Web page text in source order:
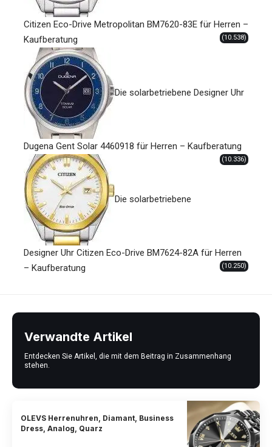
Citizen Eco-Drive Metropolitan BM7620-83E für Herren –
Kaufberatung
(10.538)
Die solarbetriebene Designer Uhr
Dugena Gent Solar 4460918 für Herren – Kaufberatung
(10.336)
Die solarbetriebene
Designer Uhr Citizen Eco-Drive BM7624-82A für Herren
– Kaufberatung
(10.250)
Verwandte Artikel
Entdecken Sie Artikel, die mit dem Beitrag in Zusammenhang
stehen.
OLEVS Herrenuhren, Diamant, Business
Dress, Analog, Quarz